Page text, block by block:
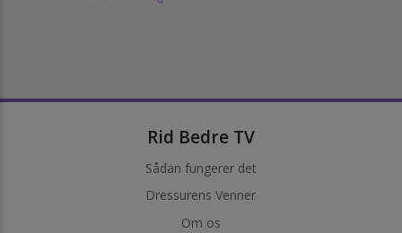
Rid Bedre TV
Sådan fungerer det
Dressurens Venner
Om os